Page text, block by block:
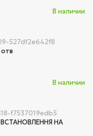
В наличии
527df2e642f8
отв
В наличии
f7537019edb5
НА